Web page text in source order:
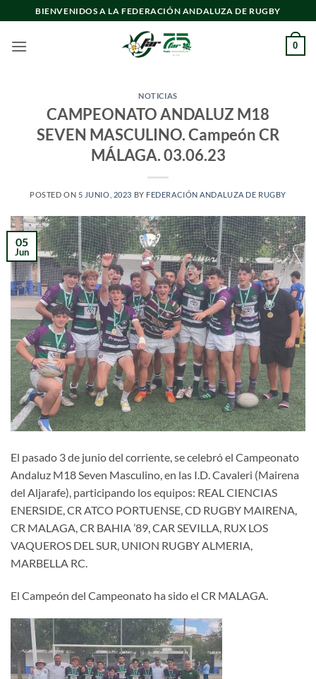
al
contenido
BIENVENIDOS A LA FEDERACIÓN ANDALUZA DE RUGBY
0
NOTICIAS
CAMPEONATO ANDALUZ M18
SEVEN MASCULINO. Campeón CR
MÁLAGA. 03.06.23
POSTED ON 5 JUNIO, 2023 BY FEDERACIÓN ANDALUZA DE RUGBY
05
Jun
El pasado 3 de junio del corriente, se celebró el Campeonato
Andaluz M18 Seven Masculino, en las I.D. Cavaleri (Mairena
del Aljarafe), participando los equipos: REAL CIENCIAS
ENERSIDE, CR ATCO PORTUENSE, CD RUGBY MAIRENA,
CR MALAGA, CR BAHIA ’89, CAR SEVILLA, RUX LOS
VAQUEROS DEL SUR, UNION RUGBY ALMERIA,
MARBELLA RC.
El Campeón del Campeonato ha sido el CR MALAGA.